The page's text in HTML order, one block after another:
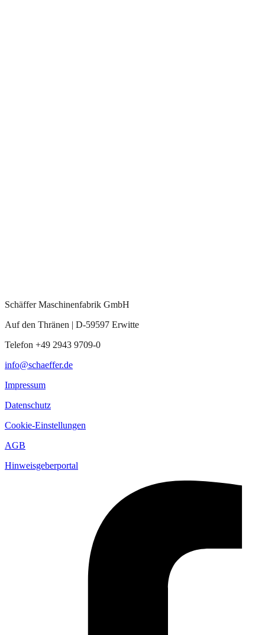
Schäffer Maschinenfabrik GmbH
Auf den Thränen | D-59597 Erwitte
Telefon +49 2943 9709-0
info@schaeffer.de
Impressum
Datenschutz
Cookie-Einstellungen
AGB
Hinweisgeberportal